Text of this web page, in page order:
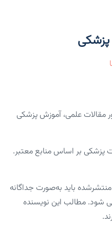
مقالات علمی، آموزش پزشکی
پزشکی بر اساس منابع معتبر.
باید به‌صورت جداگانه
شود. مطالب این نویسنده